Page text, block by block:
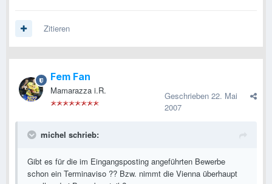
Zitieren
Fem Fan
Mamarazza i.R. Geschrieben 22. Mai
2007
michel schrieb:
Gibt es für die im Eingangsposting angeführten Bewerbe
schon ein Terminaviso ?? Bzw. nimmt die Vienna überhaupt